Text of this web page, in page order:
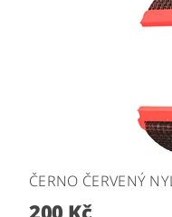
ČERNO ČERVENÝ
200 Kč